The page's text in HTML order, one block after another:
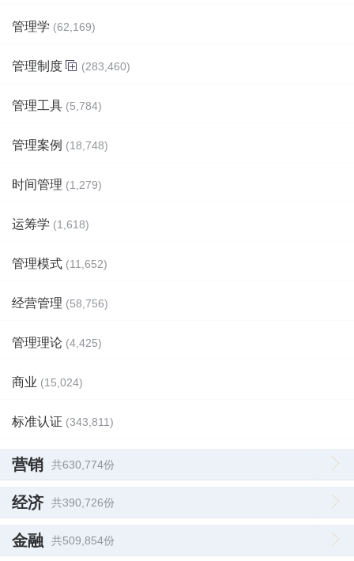
管理学 (62,169)
管理制度 (283,460)
管理工具 (5,784)
管理案例 (18,748)
时间管理 (1,279)
运筹学 (1,618)
管理模式 (11,652)
经营管理 (58,756)
管理理论 (4,425)
商业 (15,024)
标准认证 (343,811)
营销 共630,774份
经济 共390,726份
金融 共509,854份